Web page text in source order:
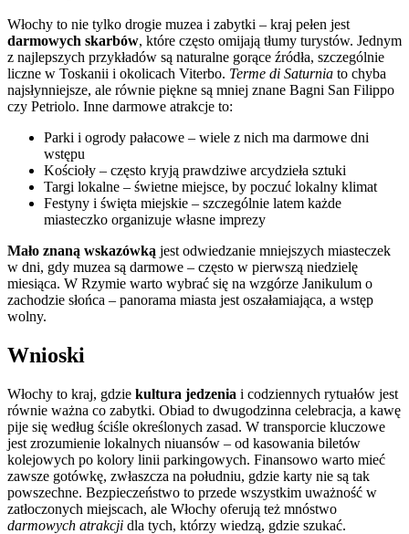
Włochy to nie tylko drogie muzea i zabytki – kraj pełen jest
darmowych skarbów, które często omijają tłumy turystów. Jednym
z najlepszych przykładów są naturalne gorące źródła, szczególnie
liczne w Toskanii i okolicach Viterbo. Terme di Saturnia to chyba
najsłynniejsze, ale równie piękne są mniej znane Bagni San Filippo
czy Petriolo. Inne darmowe atrakcje to:
Parki i ogrody pałacowe – wiele z nich ma darmowe dni
wstępu
Kościoły – często kryją prawdziwe arcydzieła sztuki
Targi lokalne – świetne miejsce, by poczuć lokalny klimat
Festyny i święta miejskie – szczególnie latem każde
miasteczko organizuje własne imprezy
Mało znaną wskazówką jest odwiedzanie mniejszych miasteczek
w dni, gdy muzea są darmowe – często w pierwszą niedzielę
miesiąca. W Rzymie warto wybrać się na wzgórze Janikulum o
zachodzie słońca – panorama miasta jest oszałamiająca, a wstęp
wolny.
Wnioski
Włochy to kraj, gdzie kultura jedzenia i codziennych rytuałów jest
równie ważna co zabytki. Obiad to dwugodzinna celebracja, a kawę
pije się według ściśle określonych zasad. W transporcie kluczowe
jest zrozumienie lokalnych niuansów – od kasowania biletów
kolejowych po kolory linii parkingowych. Finansowo warto mieć
zawsze gotówkę, zwłaszcza na południu, gdzie karty nie są tak
powszechne. Bezpieczeństwo to przede wszystkim uważność w
zatłoczonych miejscach, ale Włochy oferują też mnóstwo
darmowych atrakcji dla tych, którzy wiedzą, gdzie szukać.